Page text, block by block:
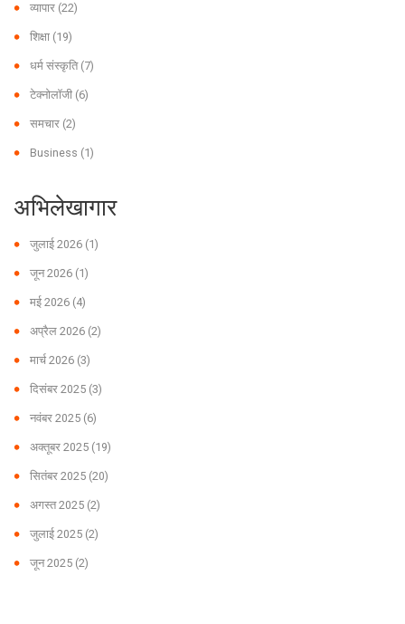
व्यापार (22)
शिक्षा (19)
धर्म संस्कृति (7)
टेक्नोलॉजी (6)
समचार (2)
Business (1)
अभिलेखागार
जुलाई 2026 (1)
जून 2026 (1)
मई 2026 (4)
अप्रैल 2026 (2)
मार्च 2026 (3)
दिसंबर 2025 (3)
नवंबर 2025 (6)
अक्तूबर 2025 (19)
सितंबर 2025 (20)
अगस्त 2025 (2)
जुलाई 2025 (2)
जून 2025 (2)